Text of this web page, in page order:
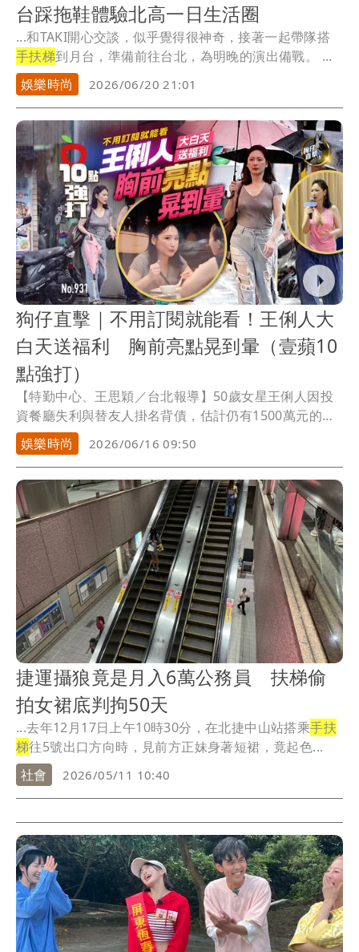
台踩拖鞋體驗北高一日生活圈
...和TAKI開心交談，似乎覺得很神奇，接著一起帶隊搭
手扶梯
到月台，準備前往台北，為明晚的演出備戰。 ...
娛樂時尚
2026/06/20 21:01
狗仔直擊｜不用訂閱就能看！王俐人大
白天送福利 胸前亮點晃到暈（壹蘋10
點強打）
【特勤中心、王思穎／台北報導】50歲女星王俐人因投
資餐廳失利與替友人掛名背債，估計仍有1500萬元的錢
坑要填補，最近積極透過直播賣貨和經營IG訂閱制來增
加收入，不吝惜秀出好身材，甚至遊走走光邊緣。日前
《壹蘋新聞網》直擊王俐人出席潤滑液新品發表會，從
小移民美國的她不避諱談性，透露與演員老公林琮軒因
工作分離4個多月，她都「自己解決」。王俐人收工後遇
上午後暴雨，上衣濕黏使胸形畢露凸出，看來未穿內
衣，她依然堅持冒雨撐傘走2公里，省下交通費，回到信
義區2千萬元精品小豪宅。
娛樂時尚 2026/06/16 09:50
捷運攝狼竟是月入6萬公務員 扶梯偷
拍女裙底判拘50天
...去年12月17日上午10時30分，在北捷中山站搭乘手扶
梯往5號出口方向時，見前方正妹身著短裙，竟起色...
社會
2026/05/11 10:40